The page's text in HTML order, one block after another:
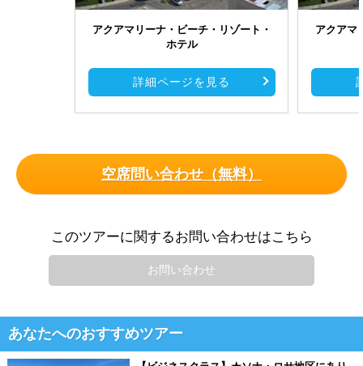
アクアマリーナ・ビーチ・リゾート・
ホテル
詳細ページを見る
アクアマ
空席問い合わせ（無料）
このツアーに関するお問い合わせはこちら
お問い合わせ
あなたへのおすすめツアー